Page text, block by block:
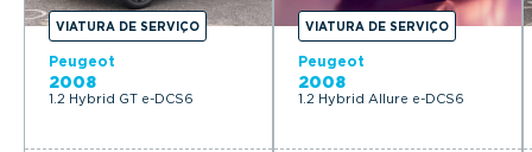
VIATURA DE SERVIÇO
Peugeot
2008
1.2 Hybrid GT e-DCS6
VIATURA DE SERVIÇO
Peugeot
2008
1.2 Hybrid Allure e-DCS6